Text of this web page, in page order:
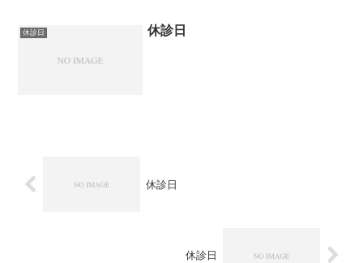
休診日 休診日
休診日
休診日